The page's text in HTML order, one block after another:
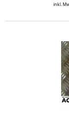
inkl.